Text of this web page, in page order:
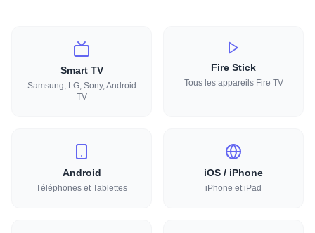
Smart TV
Samsung, LG, Sony, Android
TV
Fire Stick
Tous les appareils Fire TV
Android
Téléphones et Tablettes
iOS / iPhone
iPhone et iPad